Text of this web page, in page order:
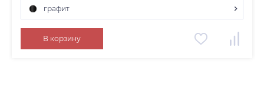
графит
графит
нержавеющая сталь
В корзину